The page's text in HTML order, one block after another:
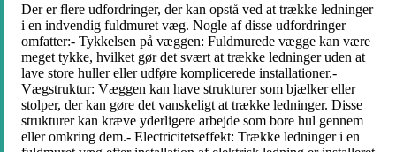
Der er flere udfordringer, der kan opstå ved at trække ledninger
i en indvendig fuldmuret væg. Nogle af disse udfordringer
omfatter:- Tykkelsen på væggen: Fuldmurede vægge kan være
meget tykke, hvilket gør det svært at trække ledninger uden at
lave store huller eller udføre komplicerede installationer.-
Vægstruktur: Væggen kan have strukturer som bjælker eller
stolper, der kan gøre det vanskeligt at trække ledninger. Disse
strukturer kan kræve yderligere arbejde som bore hul gennem
eller omkring dem.- Electricitetseffekt: Trække ledninger i en